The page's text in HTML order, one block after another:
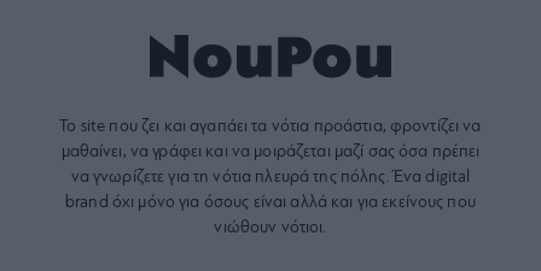
Το site που ζει και αγαπάει τα νότια προάστια, φροντίζει να
μαθαίνει, να γράφει και να μοιράζεται μαζί σας όσα πρέπει
να γνωρίζετε για τη νότια πλευρά της πόλης. Ένα digital
brand όχι μόνο για όσους είναι αλλά και για εκείνους που
νιώθουν νότιοι.